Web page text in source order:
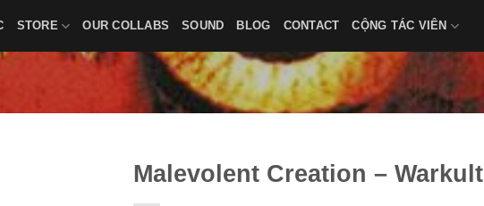
STORE OUR COLLABS SOUND BLOG CONTACT CỘNG TÁC VIÊN
Malevolent Creation – Warkult